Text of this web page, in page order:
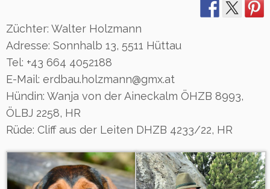
Züchter: Walter Holzmann
Adresse: Sonnhalb 13, 5511 Hüttau
Tel: +43 664 4052188
E-Mail: erdbau.holzmann@gmx.at
Hündin: Wanja von der Aineckalm ÖHZB 8993,
ÖLBJ 2258, HR
Rüde: Cliff aus der Leiten DHZB 4233/22, HR